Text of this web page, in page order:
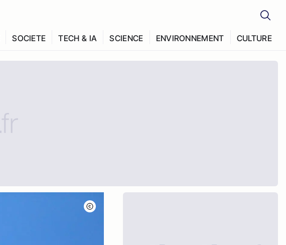
SOCIETE TECH & IA SCIENCE ENVIRONNEMENT CULTURE